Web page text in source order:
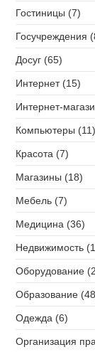
Гостиницы (7)
Госучреждения
Досуг (65)
Интернет (15)
Интернет-
Компьютеры (11)
Красота (7)
Магазины (18)
Мебель (7)
Медицина (36)
Недвижимость
Оборудование
Образование
Одежда (6)
Организация